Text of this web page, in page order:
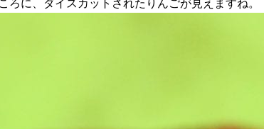
に、ダイスカットされたりんごが見えますね。